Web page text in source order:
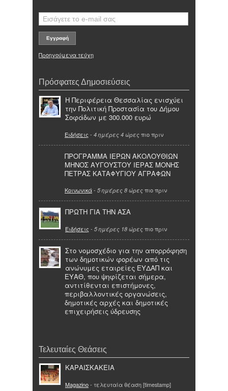
Προηγούμενα τεύχη
Πρόσφατες Δημοσιεύσεις
Η Περιφέρεια Θεσσαλίας ενισχύει
την Πολιτική Προστασία του Δήμου
Σοφάδων με 300.000 ευρώ
Ειδήσεις - 4 ημέρες 4 ώρες πιο πριν
ΠΡΟΓΡΑΜΜΑ ΙΕΡΩΝ ΑΚΟΛΟΥΘΙΩΝ
ΜΗΝΟΣ ΑΥΓΟΥΣΤΟΥ ΙΕΡΑΣ ΜΟΝΗΣ
ΠΕΤΡΑΣ ΚΑΤΑΦΥΓΙΟΥ ΑΓΡΑΦΩΝ
Κοινωνικά- 5 ημέρες 8 ώρες πιο πριν
ΠΡΩΤΗ ΓΙΑ ΤΗΝ ΑΣΑ
Ειδήσεις - 5 ημέρες 18 ώρες πιο πριν
Στο νομοσχέδιο για την απορρόφηση
των δημοτικών φορέων από τις
ανώνυμες εταιρείες ΕΥΔΑΠ και
ΕΥΑΘ, που ψηφίζεται σήμερα,
αντιτίθενται επιστήμονες,
περιβαλλοντικές οργανώσεις,
δημοτικές αρχές και δημοτικές
επιχειρήσεις ύδρευσης
Τελευταίες Θεάσεις
ΚΑΡΑΙΣΚΑΚΕΙΑ
Magazino- τελευταία θέαση [timestamp]